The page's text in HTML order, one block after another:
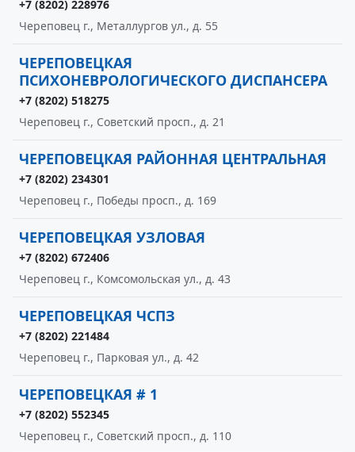
+7 (8202) 228976
Череповец г., Металлургов ул., д. 55
ЧЕРЕПОВЕЦКАЯ
ПСИХОНЕВРОЛОГИЧЕСКОГО ДИСПАНСЕРА
+7 (8202) 518275
Череповец г., Советский просп., д. 21
ЧЕРЕПОВЕЦКАЯ РАЙОННАЯ ЦЕНТРАЛЬНАЯ
+7 (8202) 234301
Череповец г., Победы просп., д. 169
ЧЕРЕПОВЕЦКАЯ УЗЛОВАЯ
+7 (8202) 672406
Череповец г., Комсомольская ул., д. 43
ЧЕРЕПОВЕЦКАЯ ЧСПЗ
+7 (8202) 221484
Череповец г., Парковая ул., д. 42
ЧЕРЕПОВЕЦКАЯ # 1
+7 (8202) 552345
Череповец г., Советский просп., д. 110